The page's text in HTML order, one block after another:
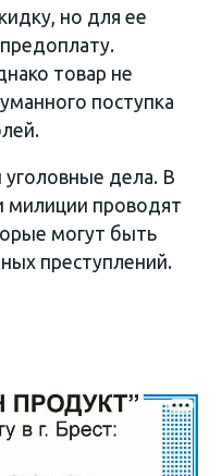
но для ее
товар не
поступка
дела. В
милиции проводят
могут быть
преступлений.